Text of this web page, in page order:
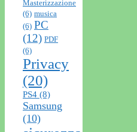
Masterizzazione
(6) musica
(6) PC
(12) PDF
(6)
Privacy
(20)
PS4 (8)
Samsung
(10)